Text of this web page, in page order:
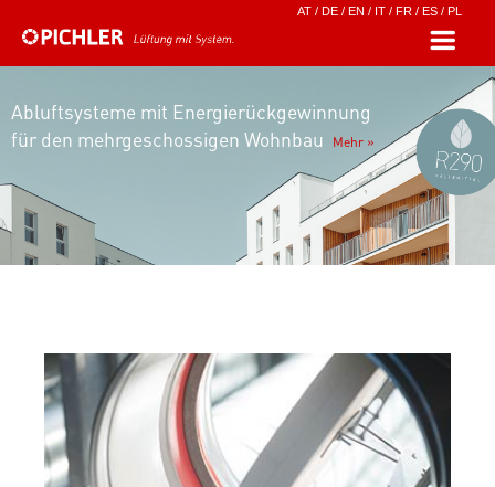
AT / DE / EN / IT / FR / ES / PL
Abluftsysteme mit Energierückgewinnung
für den mehrgeschossigen Wohnbau
Mehr »